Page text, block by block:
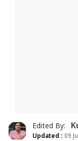
Edited By:
Updated : 09